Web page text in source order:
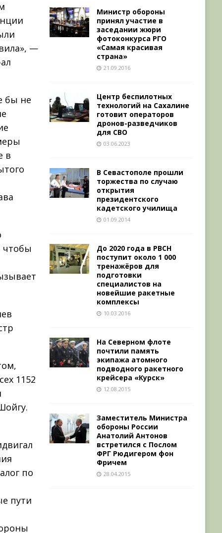
—
бы не
в
чтобы
1152
по
пути
Министр обороны
принял участие в
заседании жюри
фотоконкурса РГО
«Самая красивая
страна»
21.09.2016
Центр беспилотных
технологий на Сахалине
готовит операторов
дронов-разведчиков
для СВО
03.06.2023
В Севастополе прошли
торжества по случаю
открытия
президентского
кадетского училища
01.09.2014
До 2020 года в РВСН
поступит около 1 000
тренажёров для
подготовки
специалистов на
новейшие ракетные
комплексы
10.03.2016
На Северном флоте
почтили память
экипажа атомного
подводного ракетного
крейсера «Курск»
12.08.2015
Заместитель Министра
обороны России
Анатолий Антонов
встретился с Послом
ФРГ Рюдигером фон
Фричем
28.04.2015